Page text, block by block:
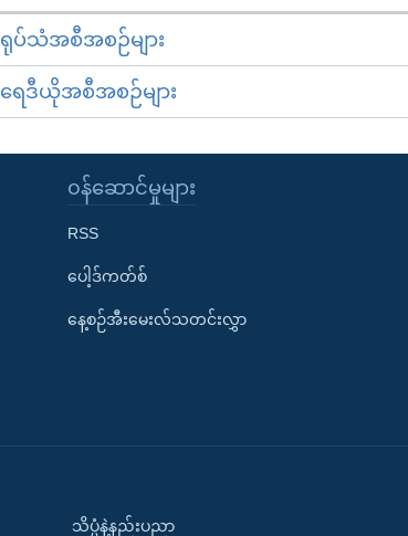
ရုပ်သံအစီအစဉ်များ
ရေဒီယိုအစီအစဉ်များ
၀န်ဆောင်မှုများ
RSS
ပေါ့ဒ်ကတ်စ်
နေ့စဉ်အီးမေးလ်သတင်းလွှာ
သိပ္ပံနဲ့နည်းပညာ